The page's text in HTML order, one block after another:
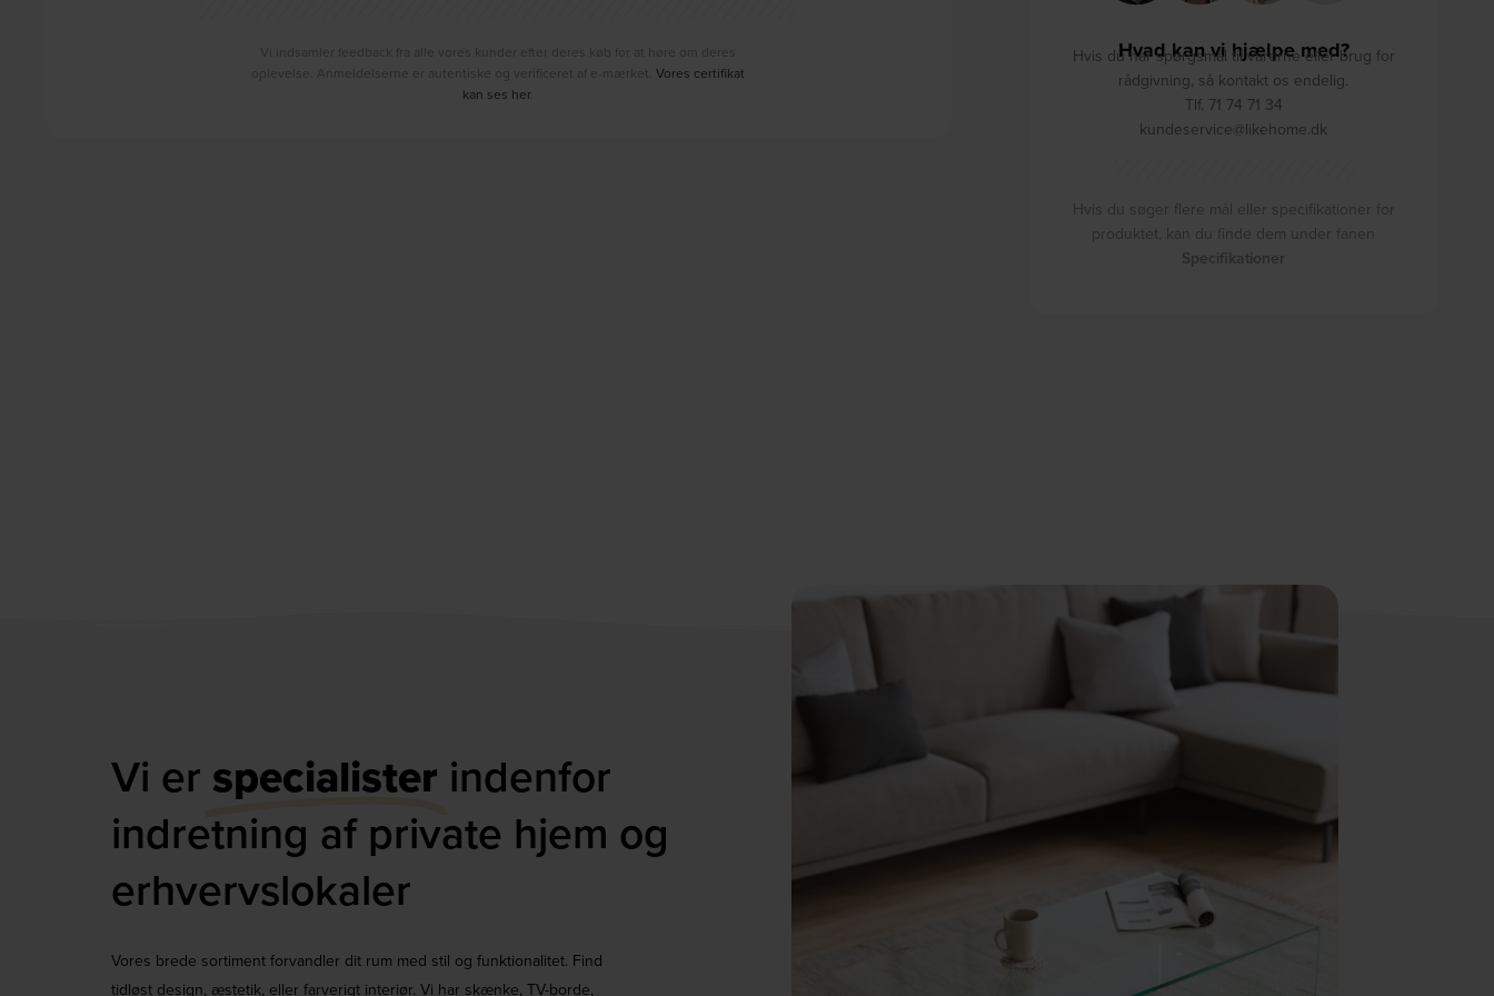
Vi indsamler feedback fra alle vores kunder efter deres køb for at høre om deres
oplevelse. Anmeldelserne er autentiske og verificeret af e-mærket. Vores certifikat
kan ses her.
Hvad kan vi hjælpe med?
Hvis du har spørgsmål til varerne eller brug for
rådgivning, så kontakt os endelig.
Tlf. 71 74 71 34
kundeservice@likehome.dk
Hvis du søger flere mål eller specifikationer for
produktet, kan du finde dem under fanen
Specifikationer
Vi er specialister indenfor
indretning af private hjem og
erhvervslokaler​
Vores brede sortiment forvandler dit rum med stil og funktionalitet. Find
tidløst design, æstetik, eller farverigt interiør. Vi har skænke, TV-borde,